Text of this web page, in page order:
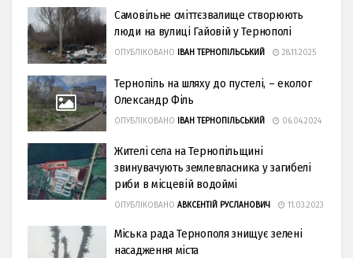
Самовільне сміттєзвалище створюють
люди на вулиці Гайовій у Тернополі
ОПУБЛІКОВАНО ІВАН ТЕРНОПІЛЬСЬКИЙ 28.11.2025
Тернопіль на шляху до пустелі, – еколог
Олександр Філь
ОПУБЛІКОВАНО ІВАН ТЕРНОПІЛЬСЬКИЙ 06.04.2024
Жителі села на Тернопільщині
звинувачують землевласника у загибелі
риби в місцевій водоймі
ОПУБЛІКОВАНО АВКСЕНТІЙ РУСЛАНОВИЧ 11.03.2023
Міська рада Тернополя знищує зелені
насадження міста